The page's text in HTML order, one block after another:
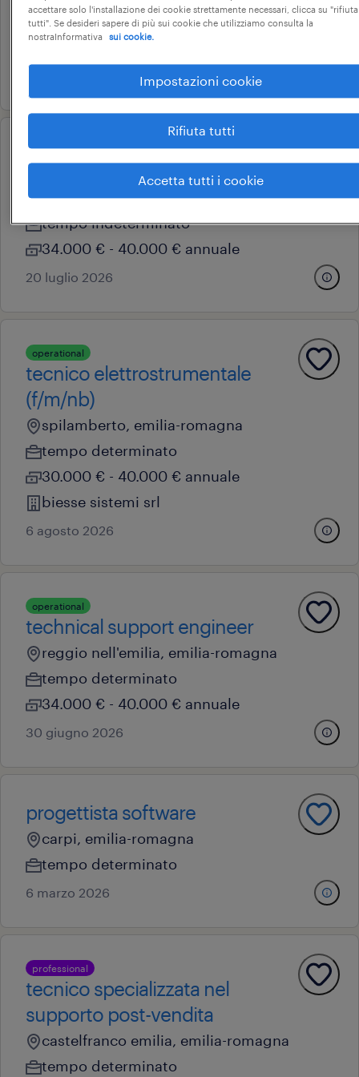
tempo determinato
operational
addetto assistenza tecnica
rubiera, emilia-romagna
tempo indeterminato
34.000 € - 40.000 € annuale
20 luglio 2026
operational
tecnico elettrostrumentale
(f/m/nb)
spilamberto, emilia-romagna
tempo determinato
30.000 € - 40.000 € annuale
biesse sistemi srl
6 agosto 2026
operational
technical support engineer
reggio nell'emilia, emilia-romagna
tempo determinato
34.000 € - 40.000 € annuale
30 giugno 2026
progettista software
carpi, emilia-romagna
tempo determinato
6 marzo 2026
professional
tecnico specializzata nel
supporto post-vendita
castelfranco emilia, emilia-romagna
tempo determinato
accettare solo l'installazione dei cookie strettamente necessari, clicca su "rifiuta
tutti". Se desideri sapere di più sui cookie che utilizziamo consulta la
nostraInformativa
sui cookie.
Impostazioni cookie
Rifiuta tutti
Accetta tutti i cookie